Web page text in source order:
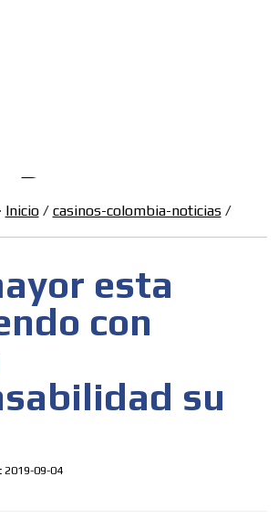
Inicio/ casinos-colombia-noticias/
esta
con
su
2019-09-04